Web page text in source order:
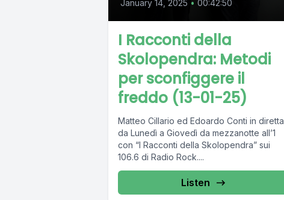
January 14, 2025 • 00:42:50
I Racconti della
Skolopendra: Metodi
per sconfiggere il
freddo (13-01-25)
Matteo Cillario ed Edoardo Conti in diretta
da Lunedì a Giovedì da mezzanotte all’1
con “I Racconti della Skolopendra” sui
106.6 di Radio Rock....
Listen